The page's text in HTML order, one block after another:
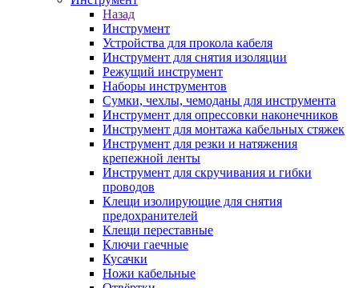
Назад
Инструмент
Устройства для прокола кабеля
Инструмент для снятия изоляции
Режущий инструмент
Наборы инструментов
Сумки, чехлы, чемоданы для инструмента
Инструмент для опрессовки наконечников
Инструмент для монтажа кабельных стяжек
Инструмент для резки и натяжения
крепежной ленты
Инструмент для скручивания и гибки
проводов
Клещи изолирующие для снятия
предохранителей
Клещи переставные
Ключи гаечные
Кусачки
Ножи кабельные